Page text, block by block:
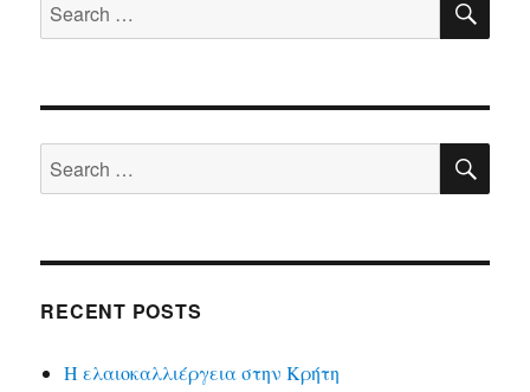
for:
Search
for:
RECENT POSTS
Η ελαιοκαλλιέργεια στην Κρήτη